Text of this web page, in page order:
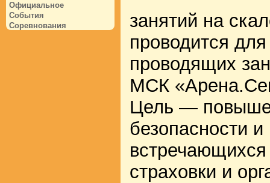
Официальное
События
Соревнования
занятий на
проводится
проводящих
МСК
Цель —
безопасности
страховки и